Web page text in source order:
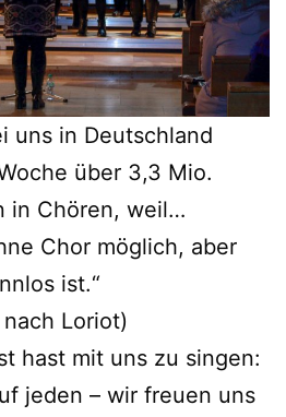
uns in Deutschland
über 3,3 Mio.
in Chören, weil…
Chor möglich, aber
ist.“
Loriot)
hast mit uns zu singen:
jeden – wir freuen uns